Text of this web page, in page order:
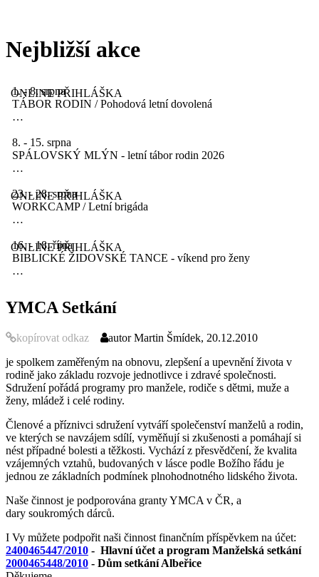
Nejbližší akce
1. - 8. srpna
TÁBOR RODIN / Pohodová letní dovolená
ONLINE PŘIHLÁŠKA
…
8. - 15. srpna
SPÁLOVSKÝ MLÝN - letní tábor rodin 2026
…
23. - 28. srpna
WORKCAMP / Letní brigáda
ONLINE PŘIHLÁŠKA
…
16. - 18. října
BIBLICKÉ ŽIDOVSKÉ TANCE - víkend pro ženy
ONLINE PŘIHLÁŠKA
…
YMCA Setkání
kopírovat odkaz autorMartin Šmídek, 20.12.2010
je spolkem zaměřeným na obnovu, zlepšení a upevnění života v
rodině jako základu rozvoje jednotlivce i zdravé společnosti.
Sdružení pořádá programy pro manžele, rodiče s dětmi, muže a
ženy, mládež i celé rodiny.
Členové a příznivci sdružení vytváří společenství manželů a rodin,
ve kterých se navzájem sdílí, vyměňují si zkušenosti a pomáhají si
nést případné bolesti a těžkosti. Vychází z přesvědčení, že kvalita
vzájemných vztahů, budovaných v lásce podle Božího řádu je
jednou ze základních podmínek plnohodnotného lidského života.
Naše činnost je podporována granty YMCA v ČR, a
dary soukromých dárců.
I Vy můžete podpořit naši činnost finančním příspěvkem na účet:
2400465447/2010 - Hlavní účet a program Manželská setkání
2000465448/2010 - Dům setkání Albeřice